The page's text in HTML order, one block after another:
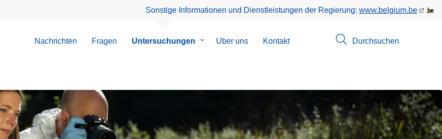
Sonstige Informationen und Dienstleistungen der Regierung: www.belgium.be
Nachrichten Fragen Untersuchungen
Untermenü
Uber uns Kontakt Durchsuchen